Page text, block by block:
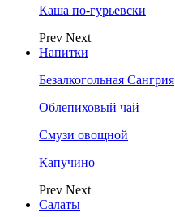
Каша по-гурьевски
Prev Next
Напитки
Безалкогольная Сангрия
Облепиховый чай
Смузи овощной
Капучино
Prev Next
Салаты